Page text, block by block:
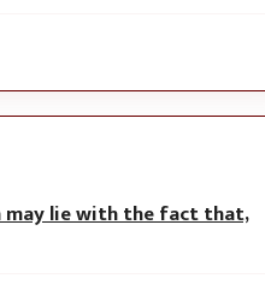
lie with the fact that,